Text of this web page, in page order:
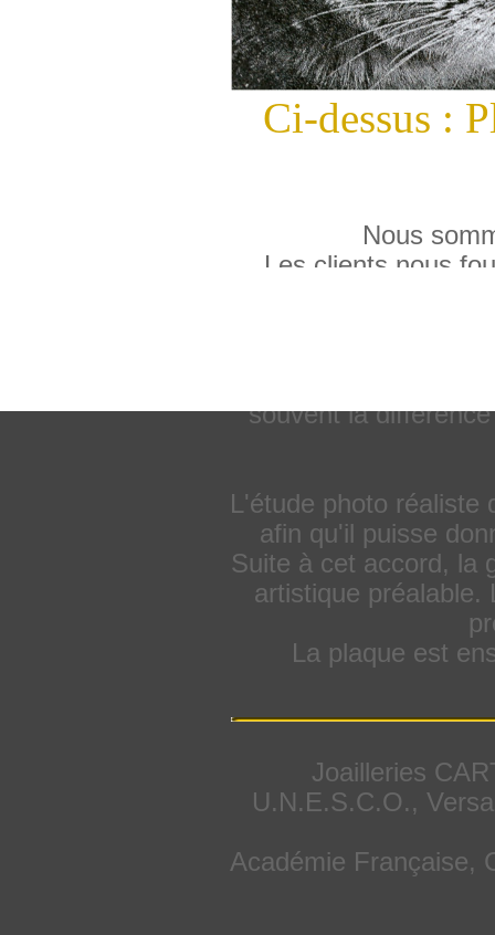
Ci-dessus :
Nous
Les clients nous
souvent la
L'étude photo réaliste
afin qu'il puisse
Suite à cet accord, la
artistique préalable.
La plaque est
Joailleries
U.N.E.S.C.O.,
Académie Française,